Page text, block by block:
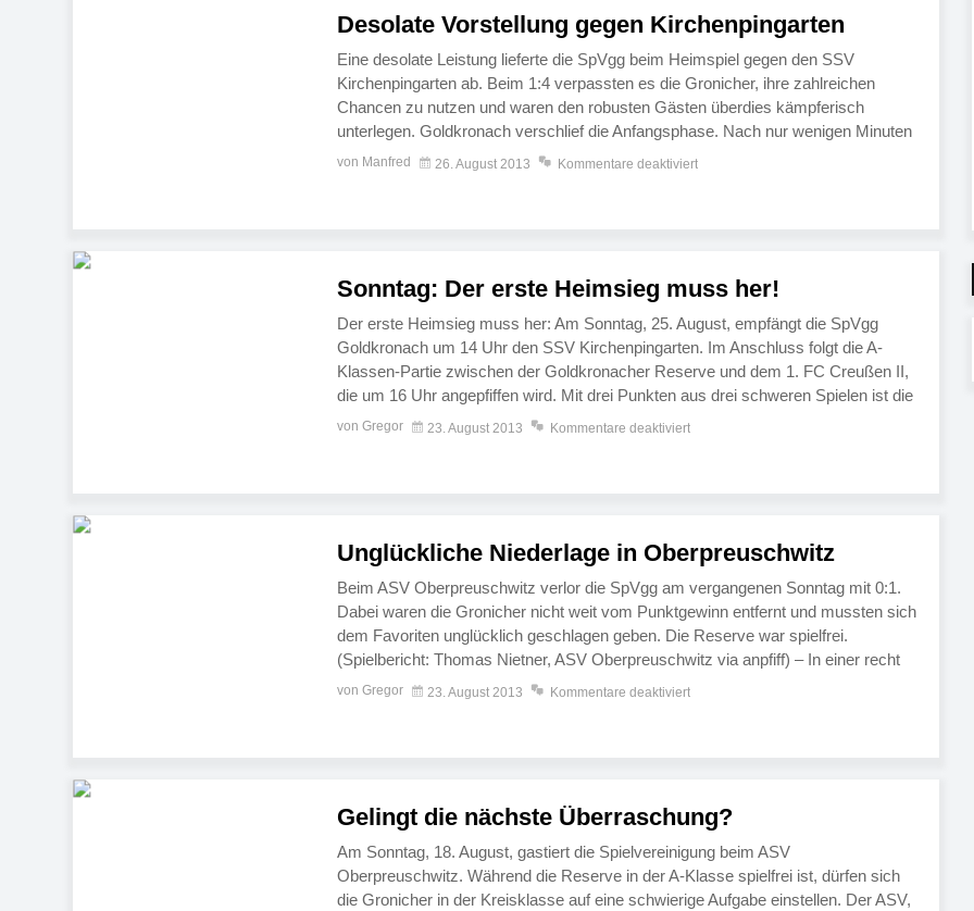
Desolate Vorstellung gegen Kirchenpingarten
Eine desolate Leistung lieferte die SpVgg beim Heimspiel gegen den SSV
Kirchenpingarten ab. Beim 1:4 verpassten es die Gronicher, ihre zahlreichen
Chancen zu nutzen und waren den robusten Gästen überdies kämpferisch
unterlegen. Goldkronach verschlief die Anfangsphase. Nach nur wenigen Minuten
führte der Gast aus der Frankenpfalz mit 2:0. Einen Freistoß konnte
von Manfred 26. August 2013 Kommentare deaktiviert
Sonntag: Der erste Heimsieg muss her!
Der erste Heimsieg muss her: Am Sonntag, 25. August, empfängt die SpVgg
Goldkronach um 14 Uhr den SSV Kirchenpingarten. Im Anschluss folgt die A-
Klassen-Partie zwischen der Goldkronacher Reserve und dem 1. FC Creußen II,
die um 16 Uhr angepfiffen wird. Mit drei Punkten aus drei schweren Spielen ist die
SpVgg in die Kreisklasse gestartet. Für […]
von Gregor 23. August 2013 Kommentare deaktiviert
Unglückliche Niederlage in Oberpreuschwitz
Beim ASV Oberpreuschwitz verlor die SpVgg am vergangenen Sonntag mit 0:1.
Dabei waren die Gronicher nicht weit vom Punktgewinn entfernt und mussten sich
dem Favoriten unglücklich geschlagen geben. Die Reserve war spielfrei.
(Spielbericht: Thomas Nietner, ASV Oberpreuschwitz via anpfiff) – In einer recht
niveauarmen Partie gestalteten beide Mannschaften die Begegnung anfangs recht
von Gregor 23. August 2013 Kommentare deaktiviert
Gelingt die nächste Überraschung?
Am Sonntag, 18. August, gastiert die Spielvereinigung beim ASV
Oberpreuschwitz. Während die Reserve in der A-Klasse spielfrei ist, dürfen sich
die Gronicher in der Kreisklasse auf eine schwierige Aufgabe einstellen. Der ASV,